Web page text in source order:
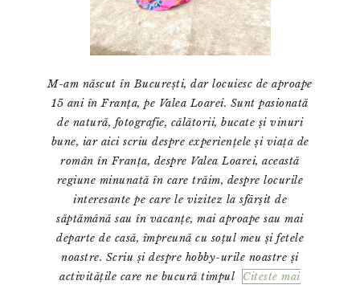
M-am născut în București, dar locuiesc de aproape
15 ani în Franța, pe Valea Loarei. Sunt pasionată
de natură, fotografie, călătorii, bucate și vinuri
bune, iar aici scriu despre experiențele și viața de
român în Franța, despre Valea Loarei, această
regiune minunată în care trăim, despre locurile
interesante pe care le vizitez la sfârșit de
săptămână sau în vacanțe, mai aproape sau mai
departe de casă, împreună cu soțul meu și fetele
noastre. Scriu și despre hobby-urile noastre și
activitățile care ne bucură timpul
Citeste mai